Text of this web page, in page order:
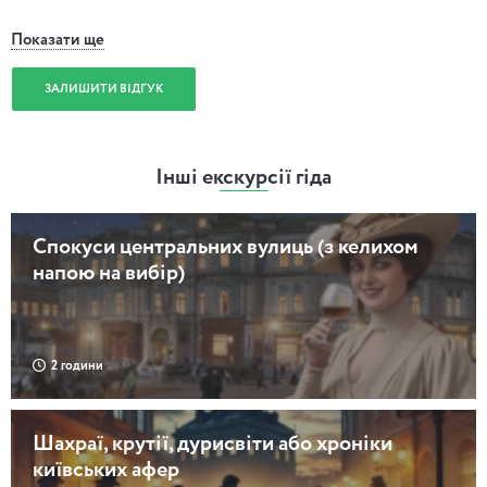
Показати ще
ЗАЛИШИТИ ВІДГУК
Інші екскурсії гіда
Спокуси центральних вулиць (з келихом
напою на вибір)
2 години
Шахраї, крутії, дурисвіти або хроніки
київських афер